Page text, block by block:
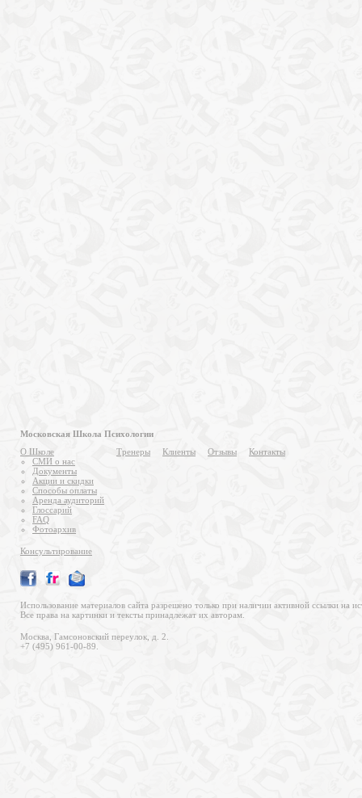
Московская Школа Психологии
О Школе
СМИ о нас
Документы
Акции и скидки
Способы оплаты
Аренда аудиторий
Глоссарий
FAQ
Фотоархив
Тренеры Клиенты Отзывы Контакты
Консультирование
Использование материалов сайта разрешено только при наличии активной ссылки на
Все права на картинки и тексты принадлежат их авторам.
Москва, Гамсоновский переулок, д. 2.
+7 (495) 961-00-89.